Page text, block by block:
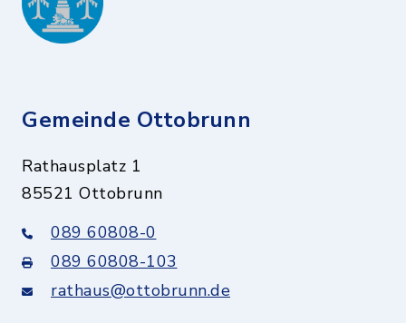
Gemeinde Ottobrunn
Rathausplatz 1
85521 Ottobrunn
089 60808-0
089 60808-103
rathaus@ottobrunn.de